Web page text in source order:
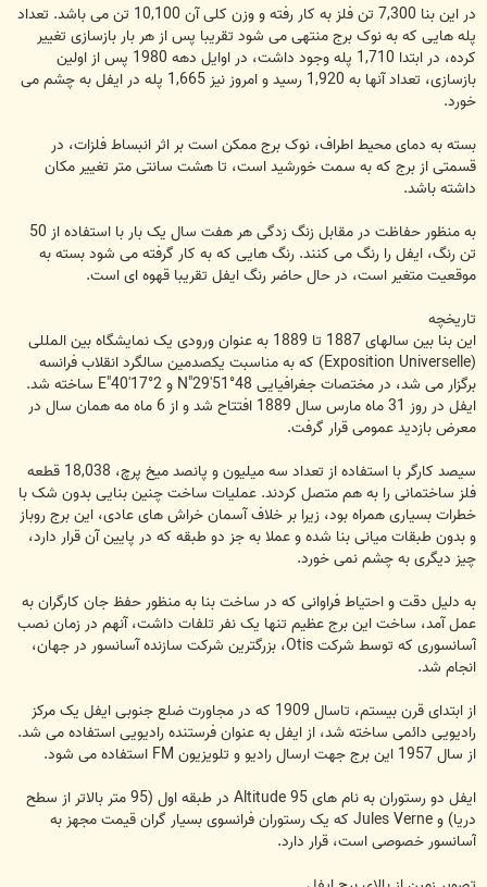
در این بنا 7,300 تن فلز به کار رفته و وزن کلی آن 10,100 تن می باشد. تعداد
پله هایی که به نوک برج منتهی می شود تقریبا پس از هر بار بازسازی تغییر
کرده، در ابتدا 1,710 پله وجود داشت، در اوایل دهه 1980 پس از اولین
بازسازی، تعداد آنها به 1,920 رسید و امروز نیز 1,665 پله در ایفل به چشم می
خورد.
بسته به دمای محیط اطراف، نوک برج ممکن است بر اثر انبساط فلزات، در
قسمتی از برج که به سمت خورشید است، تا هشت سانتی متر تغییر مکان
داشته باشد.
به منظور حفاظت در مقابل زنگ زدگی هر هفت سال یک بار با استفاده از 50
تن رنگ، ایفل را رنگ می کنند. رنگ هایی که به کار گرفته می شود بسته به
موقعیت متغیر است، در حال حاضر رنگ ایفل تقریبا قهوه ای است.
تاریخچه
این بنا بین سالهای 1887 تا 1889 به عنوان ورودی یک نمایشگاه بین المللی
(Exposition Universelle) که به مناسبت یکصدمین سالگرد انقلاب فرانسه
برگزار می شد، در مختصات جغرافیایی 48°51′29″N و 2°17′40″E ساخته شد.
ایفل در روز 31 ماه مارس سال 1889 افتتاح شد و از 6 ماه مه همان سال در
معرض بازدید عمومی قرار گرفت.
سیصد کارگر با استفاده از تعداد سه میلیون و پانصد میخ پرچ، 18,038 قطعه
فلز ساختمانی را به هم متصل کردند. عملیات ساخت چنین بنایی بدون شک با
خطرات بسیاری همراه بود، زیرا بر خلاف آسمان خراش های عادی، این برج روباز
و بدون طبقات میانی بنا شده و عملا به جز دو طبقه که در پایین آن قرار دارد،
چیز دیگری به چشم نمی خورد.
به دلیل دقت و احتیاط فراوانی که در ساخت بنا به منظور حفظ جان کارگران به
عمل آمد، ساخت این برج عظیم تنها یک نفر تلفات داشت، آنهم در زمان نصب
آسانسوری که توسط شرکت Otis، بزرگترین شرکت سازنده آسانسور در جهان،
انجام شد.
از ابتدای قرن بیستم، تاسال 1909 که در مجاورت ضلع جنوبی ایفل یک مرکز
رادیویی دائمی ساخته شد، از ایفل به عنوان فرستنده رادیویی استفاده می شد.
از سال 1957 این برج جهت ارسال رادیو و تلویزیون FM استفاده می شود.
ایفل دو رستوران به نام های Altitude 95 در طبقه اول (95 متر بالاتر از سطح
دریا) و Jules Verne که یک رستوران فرانسوی بسیار گران قیمت مجهز به
آسانسور خصوصی است، قرار دارد.